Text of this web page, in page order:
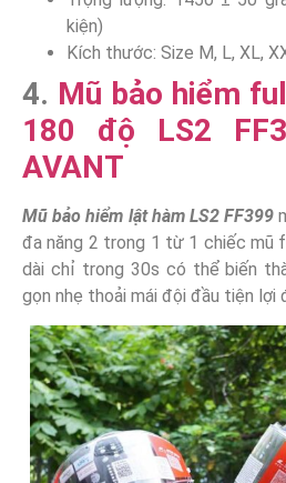
kiện)
Kích thước: Size M, L, XL,
4. Mũ bảo hiểm
180 độ LS2
AVANT
Mũ bảo hiểm lật hàm LS2 FF399
đa năng 2 trong 1 từ 1 chiếc mũ
dài chỉ trong 30s có thể biến
gọn nhẹ thoải mái đội đầu tiện lợi